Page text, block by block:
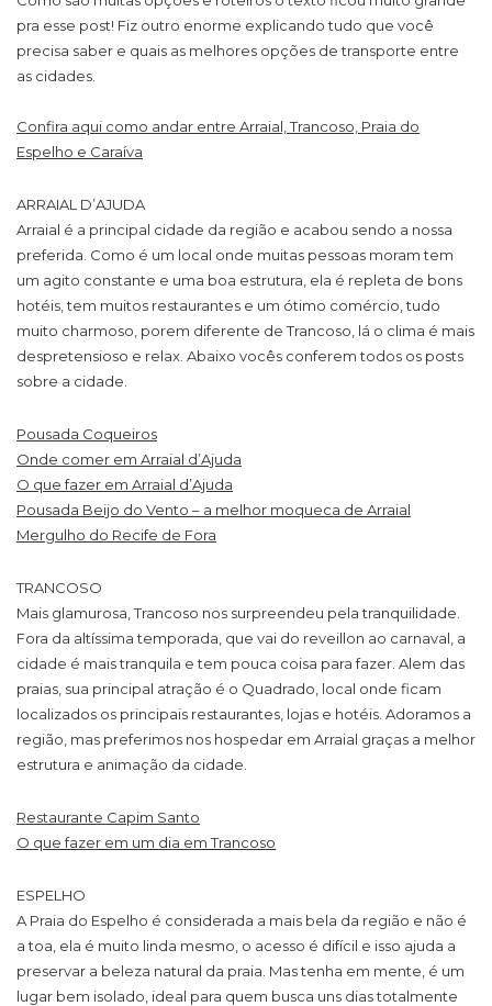
pra esse post! Fiz outro enorme explicando tudo que você
precisa saber e quais as melhores opções de transporte entre
as cidades.
Confira aqui como andar entre Arraial, Trancoso, Praia do
Espelho e Caraíva
ARRAIAL D’AJUDA
Arraial é a principal cidade da região e acabou sendo a nossa
preferida. Como é um local onde muitas pessoas moram tem
um agito constante e uma boa estrutura, ela é repleta de bons
hotéis, tem muitos restaurantes e um ótimo comércio, tudo
muito charmoso, porem diferente de Trancoso, lá o clima é mais
despretensioso e relax. Abaixo vocês conferem todos os posts
sobre a cidade.
Pousada Coqueiros
Onde comer em Arraial d’Ajuda
O que fazer em Arraial d’Ajuda
Pousada Beijo do Vento – a melhor moqueca de Arraial
Mergulho do Recife de Fora
TRANCOSO
Mais glamurosa, Trancoso nos surpreendeu pela tranquilidade.
Fora da altíssima temporada, que vai do reveillon ao carnaval, a
cidade é mais tranquila e tem pouca coisa para fazer. Alem das
praias, sua principal atração é o Quadrado, local onde ficam
localizados os principais restaurantes, lojas e hotéis. Adoramos a
região, mas preferimos nos hospedar em Arraial graças a melhor
estrutura e animação da cidade.
Restaurante Capim Santo
O que fazer em um dia em Trancoso
ESPELHO
A Praia do Espelho é considerada a mais bela da região e não é
a toa, ela é muito linda mesmo, o acesso é difícil e isso ajuda a
preservar a beleza natural da praia. Mas tenha em mente, é um
lugar bem isolado, ideal para quem busca uns dias totalmente